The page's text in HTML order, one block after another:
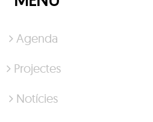
Agenda
Projectes
Notícies